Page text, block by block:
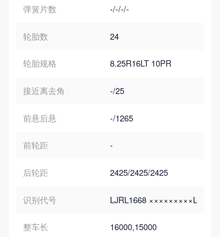
弹簧片数 -/-/-/-
轮胎数 24
轮胎规格 8.25R16LT 10PR
接近离去角 -/25
前悬后悬 -/1265
前轮距 -
后轮距 2425/2425/2425
识别代号 LJRL1668
整车长 16000,15000